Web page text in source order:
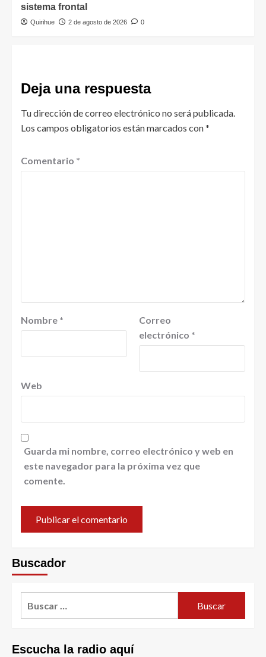
sistema frontal
Quirihue 2 de agosto de 2026 0
Deja una respuesta
Tu dirección de correo electrónico no será publicada.
Los campos obligatorios están marcados con*
Comentario *
Nombre *
Correo
electrónico *
Web
Guarda mi nombre, correo electrónico y web en
este navegador para la próxima vez que
comente.
Buscador
Escucha la radio aquí